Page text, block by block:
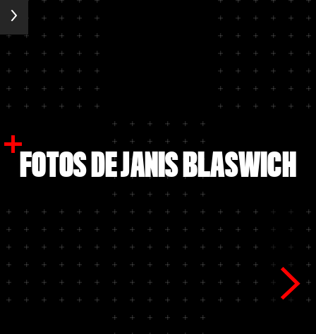
FOTOS DE JANIS BLASWICH